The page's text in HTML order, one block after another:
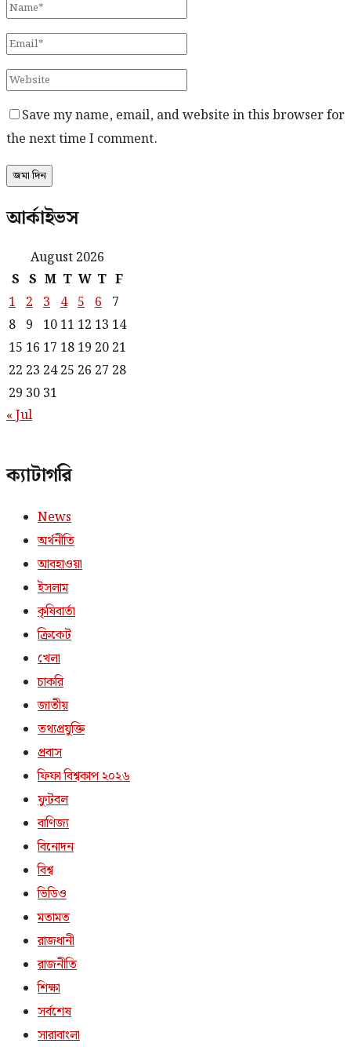
Save my name, email, and website in this browser for
the next time I comment.
আর্কাইভস
August 2026
S S M T W T F
1 2 3 4 5 6 7
8 9 10 11 12 13 14
15 16 17 18 19 20 21
22 23 24 25 26 27 28
29 30 31
« Jul
ক্যাটাগরি
News
অর্থনীতি
আবহাওয়া
ইসলাম
কৃষিবার্তা
ক্রিকেট
খেলা
চাকরি
জাতীয়
তথ্যপ্রযুক্তি
প্রবাস
ফিফা বিশ্বকাপ ২০২৬
ফুটবল
বাণিজ্য
বিনোদন
বিশ্ব
ভিডিও
মতামত
রাজধানী
রাজনীতি
শিক্ষা
সর্বশেষ
সারাবাংলা